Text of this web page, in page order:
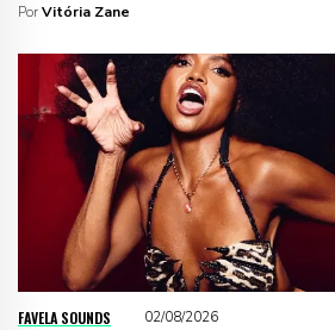
PorVitória Zane
FAVELA SOUNDS 02/08/2026